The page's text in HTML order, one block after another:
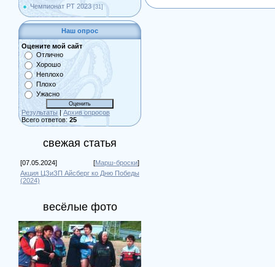
Чемпионат РТ 2023 [31]
Наш опрос
Оцените мой сайт
Отлично
Хорошо
Неплохо
Плохо
Ужасно
Результаты | Архив опросов
Всего ответов: 25
свежая статья
[07.05.2024] [Марш-броски]
Акция ЦЗиЗП Айсберг ко Дню Победы
(2024)
весёлые фото